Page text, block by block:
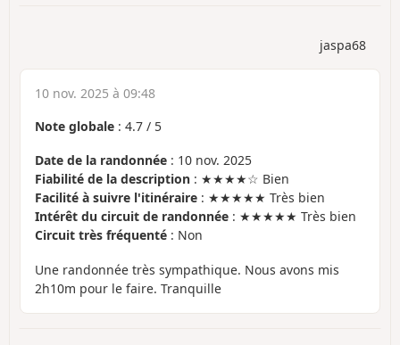
jaspa68
10 nov. 2025 à 09:48
Note globale : 4.7 / 5
Date de la randonnée : 10 nov. 2025
Fiabilité de la description : ★★★★☆ Bien
Facilité à suivre l'itinéraire : ★★★★★ Très bien
Intérêt du circuit de randonnée : ★★★★★ Très bien
Circuit très fréquenté : Non
Une randonnée très sympathique. Nous avons mis
2h10m pour le faire. Tranquille